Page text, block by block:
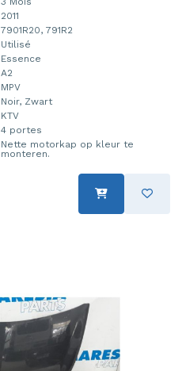
2011
7901R20, 791R2
Utilisé
Essence
A2
MPV
Noir, Zwart
KTV
4 portes
Nette motorkap op kleur te
monteren.